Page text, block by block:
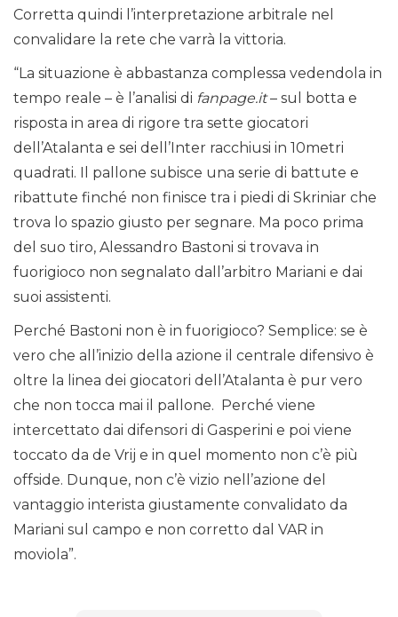
Corretta quindi l’interpretazione arbitrale nel
convalidare la rete che varrà la vittoria.
“La situazione è abbastanza complessa vedendola in
tempo reale – è l’analisi di fanpage.it– sul botta e
risposta in area di rigore tra sette giocatori
dell’Atalanta e sei dell’Inter racchiusi in 10metri
quadrati. Il pallone subisce una serie di battute e
ribattute finché non finisce tra i piedi di Skriniar che
trova lo spazio giusto per segnare. Ma poco prima
del suo tiro, Alessandro Bastoni si trovava in
fuorigioco non segnalato dall’arbitro Mariani e dai
suoi assistenti.
Perché Bastoni non è in fuorigioco? Semplice: se è
vero che all’inizio della azione il centrale difensivo è
oltre la linea dei giocatori dell’Atalanta è pur vero
che non tocca mai il pallone. Perché viene
intercettato dai difensori di Gasperini e poi viene
toccato da de Vrij e in quel momento non c’è più
offside. Dunque, non c’è vizio nell’azione del
vantaggio interista giustamente convalidato da
Mariani sul campo e non corretto dal VAR in
moviola”.